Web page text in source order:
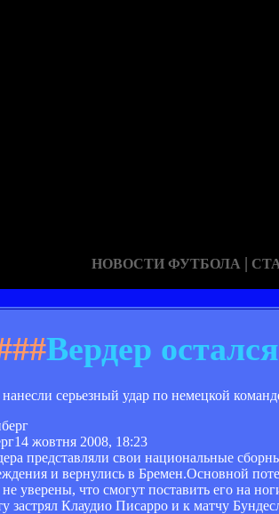
НОВОСТИ ФУТБОЛА |
Вердер
серьезный удар по немецкой
14 жовтня 2008, 18:23
представляли свои национальные
и вернулись в Бремен.Основной
уверены, что смогут поставить его на
застрял Клаудио Писарро и к матчу